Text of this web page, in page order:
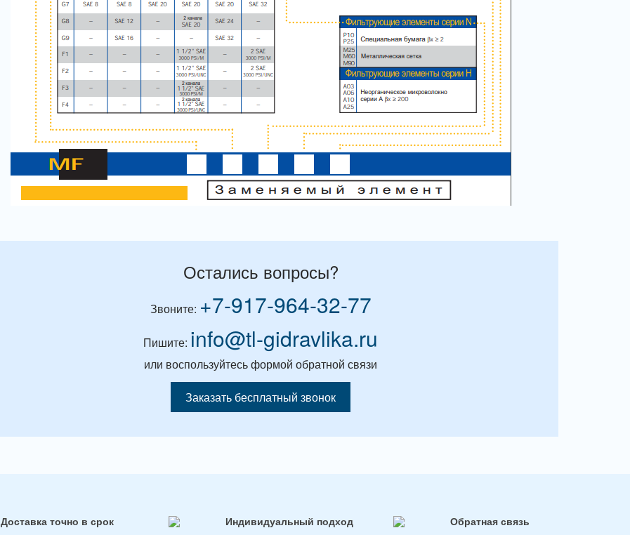
Остались вопросы?
Звоните: +7-917-964-32-77
Пишите: info@tl-gidravlika.ru
или воспользуйтесь формой обратной связи
Заказать бесплатный звонок
Доставка точно в срок
Индивидуальный подход
Обратная связь